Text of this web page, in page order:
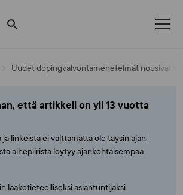
Uudet dopingvalvontamenetelmät nousivat
että artikkeli on yli 13 vuotta
ja linkeistä ei välttämättä ole täysin ajan
aihepiiristä löytyy ajankohtaisempaa
lääketieteelliseksi asiantuntijaksi